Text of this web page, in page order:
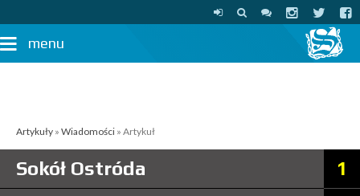
menu
Artykuły » Wiadomości » Artykuł
Sokół Ostróda
1